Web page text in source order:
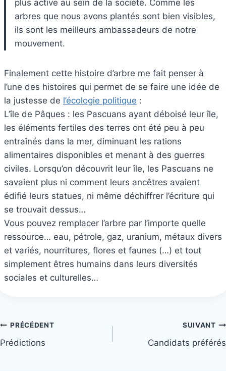
plus active au sein de la société. Comme les
arbres que nous avons plantés sont bien visibles,
ils sont les meilleurs ambassadeurs de notre
mouvement.
Finalement cette histoire d’arbre me fait penser à
l’une des histoires qui permet de se faire une idée de
la justesse de l’écologie politique :
L’île de Pâques : les Pascuans ayant déboisé leur île,
les éléments fertiles des terres ont été peu à peu
entraînés dans la mer, diminuant les rations
alimentaires disponibles et menant à des guerres
civiles. Lorsqu’on découvrit leur île, les Pascuans ne
savaient plus ni comment leurs ancêtres avaient
édifié leurs statues, ni même déchiffrer l’écriture qui
se trouvait dessus…
Vous pouvez remplacer l’arbre par l’importe quelle
ressource… eau, pétrole, gaz, uranium, métaux divers
et variés, nourritures, flores et faunes (…) et tout
simplement êtres humains dans leurs diversités
sociales et culturelles…
Navigation
de
PRÉCÉDENT
Prédictions
SUIVANT
Candidats préférés